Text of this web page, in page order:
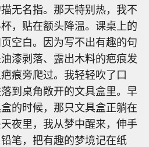
无名指。那天特别热，我不
，贴在额头降温。课桌上的
空白。因为写不出有趣的句
漆剥落、露出木料的疤痕发
痕旁爬过。我轻轻吹了口
到桌角敞开的文具盒里。早
的时候，那只文具盒正躺在
夜里，我从梦中醒来，伸手
笔，把有趣的梦境记在纸